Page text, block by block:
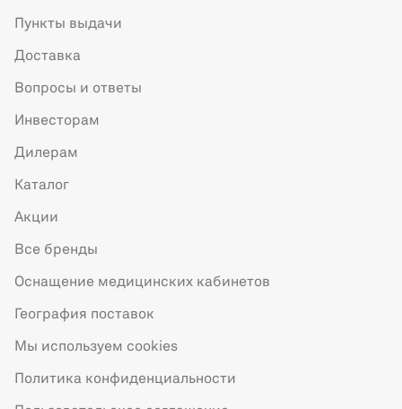
Пункты выдачи
Доставка
Вопросы и ответы
Инвесторам
Дилерам
Каталог
Акции
Все бренды
Оснащение медицинских кабинетов
География поставок
Мы используем cookies
Политика конфиденциальности